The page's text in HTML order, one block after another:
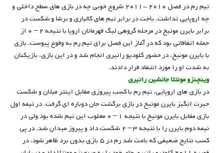
تیم رم در فصل ۲۰۱۰ -۲۰۱۱ شروع خوبی چه در بازی های سطح داخلی و
چه اروپایی نداشت. باخت در برابر تیم های کالیاری و برشا و شکست در
برابر بایرن مونیخ در مرحله گروهی لیگ قهرمانان اروپا با نتیجه ۲ – ۰ از
جمله اتفاقاتی بود که در آغاز این فصل برای تیم رم به وقوع پیوست. بازی
با بایرن مونیخ، در حضور کلودیو رانیری انجام شد و در این بازی، بازیکنان
به شدت او را مورد انتقاد قرار دادند.
وینچنزو مونتلا جانشین رانیری
در بازی های اروپایی، تیم رم با کسب پیروزی مقابل اینتر میلان و شکست
حیرت انگیز بایرن مونیخ در بازی برگشت جان دوباره ای گرفت. در نیمه اول
بازی مقابل بایرن مونیخ با نتیجه ۱ – ۰ مغلوب این تیم شده بود ولی در
نیمه دوم بایرن را با نتیجه ۳ – ۲ شکست داد و پیروز میدان شد. در پی
کسب نتایج ضعیفی که باعث شد رم در ۵ بازی بدون برد ظاهر شود، در